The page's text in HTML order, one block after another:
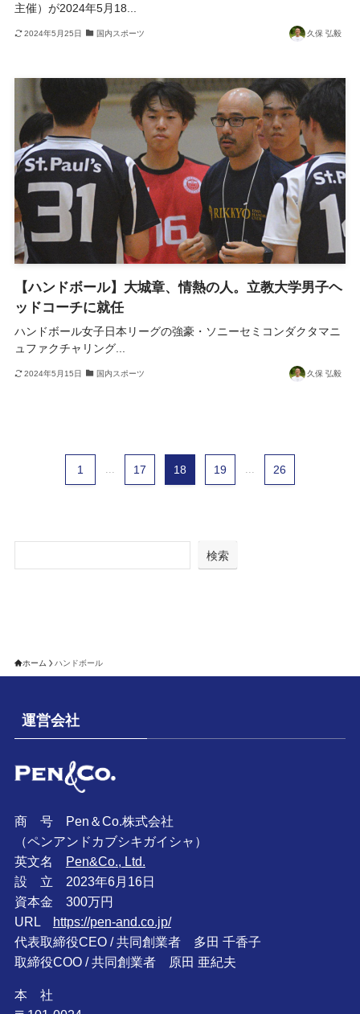
主催）が2024年5月18...
2024年5月25日 国内スポーツ 久保 弘毅
【ハンドボール】大城章、情熱の人。立教大学男子ヘ
ッドコーチに就任
ハンドボール女子日本リーグの強豪・ソニーセミコンダクタマニ
ュファクチャリング...
2024年5月15日 国内スポーツ 久保 弘毅
1 17 18 19 26
検索
ホーム ハンドボール
運営会社
商 号 Pen＆Co.株式会社
（ペンアンドカブシキガイシャ）
英文名 Pen&Co., Ltd.
設 立 2023年6月16日
資本金 300万円
URL https://pen-and.co.jp/
代表取締役CEO / 共同創業者 多田 千香子
取締役COO / 共同創業者 原田 亜紀夫
本 社